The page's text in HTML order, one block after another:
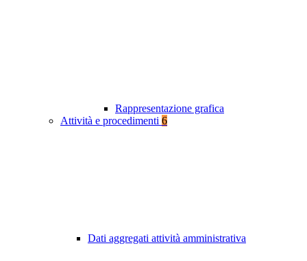
Rappresentazione grafica
Attività e procedimenti 6
Dati aggregati attività amministrativa